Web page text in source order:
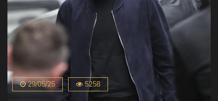
29/05/25 5258